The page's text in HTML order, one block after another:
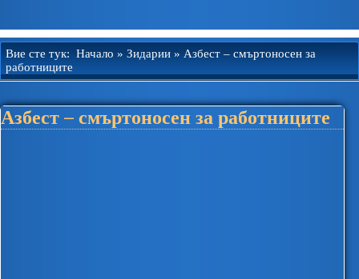
Вие сте тук: Начало » Зидарии » Азбест – смъртоносен за
работниците
Азбест – смъртоносен за работниците